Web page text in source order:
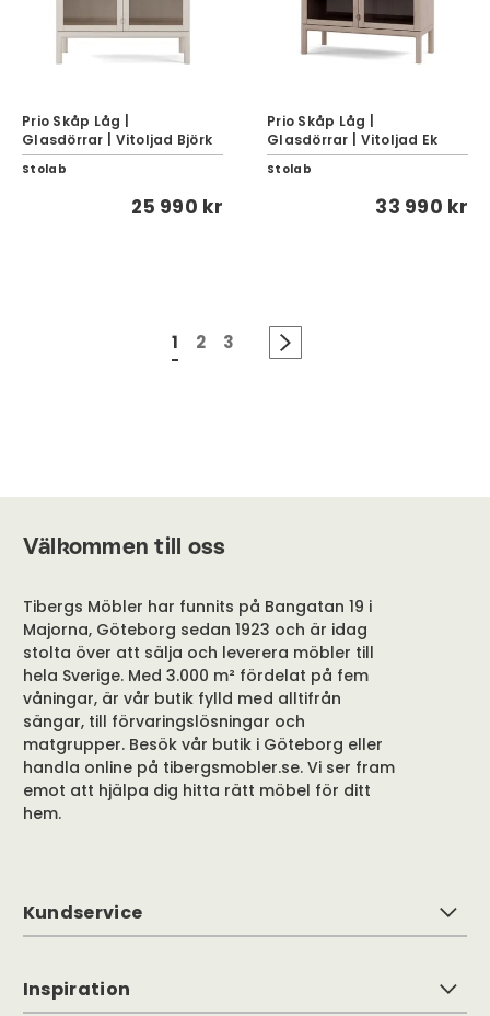
Prio Skåp Låg |
Glasdörrar | Vitoljad Björk
Stolab
25 990 kr
Prio Skåp Låg |
Glasdörrar | Vitoljad Ek
Stolab
33 990 kr
1 2 3
Välkommen till oss
Tibergs Möbler har funnits på Bangatan 19 i
Majorna, Göteborg sedan 1923 och är idag
stolta över att sälja och leverera möbler till
hela Sverige. Med 3.000 m² fördelat på fem
våningar, är vår butik fylld med alltifrån
sängar, till förvaringslösningar och
matgrupper. Besök vår butik i Göteborg eller
handla online på tibergsmobler.se. Vi ser fram
emot att hjälpa dig hitta rätt möbel för ditt
hem.
Kundservice
Inspiration